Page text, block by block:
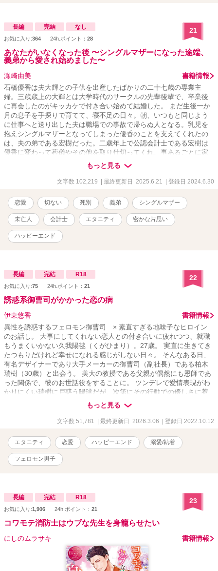
長編 完結 なし
お気に入り:364 24h.ポイント： 28
21
あなたがいなくなった後 〜シングルマザーになった途端、
義弟から愛され始めました〜
瀬崎由美
書籍情報
石橋優香は夫大輝との子供を出産したばかりの二十七歳の専業主
婦。三歳歳上の大輝とは大学時代のサークルの先輩後輩で、卒業後
に再会したのがキッカケで付き合い始めて結婚した。 まだ生後一か
月の息子を手探りで育てて、寝不足の日々。朝、いつもと同じよう
に仕事へと送り出した夫は職場での事故で帰らぬ人となる。乳児を
抱えシングルマザーとなってしまった優香のことを支えてくれたの
は、夫の弟である宏樹だった。二歳年上で公認会計士である宏樹は
優香に変わって葬儀やその他を取り仕切ってくれ、事あるごとに家
の様子を見にきて、二人のことを気に掛けてくれていた。 息子の為
にと自立を考えた優香は、働きに出ることを考える。それを知った
宏樹は自分の経営する会計事務所に勤めることを勧めてくれる。陽
き始めてしばらく、宏樹の不在時に彼の元カノだと名乗る女性が訪
れて来、宏樹へと復縁を迫ってくる。宏樹から断られて逆切れした
元カノによって、彼が優香のことをずっと想い続けていたことを暴
露されてしまう。 あっさりと認めた宏樹は、「今は兄貴の代役でも
いい」そういって、優香の傍にいたいと願った。 夫とは真逆のタイ
プの宏樹だったが、優しく支えてくれるところは同じで…… 夫のこ
もっと見る
文字数 102,219 | 最終更新日 2025.6.21 | 登録日 2024.6.30
恋愛 切ない 死別 義弟 シングルマザー
未亡人 会計士 エタニティ 密かな片思い
ハッピーエンド
長編 完結 R18
お気に入り:75 24h.ポイント： 21
22
誘惑系御曹司がかかった恋の病
伊東悠香
書籍情報
異性を誘惑するフェロモン御曹司 × 素直すぎる地味子なヒロイン
のお話し。 大事にしてくれない恋人との付き合いに疲れつつ、就職
もうまくいかない久我陽毬（くがひまり）。27歳。 実直に生きてき
たつもりだけれど幸せになれる感じがしない日々。 そんなある日、
有名デザイナーであり大手メーカーの御曹司（副社長）である柏木
瑞樹（30歳）と出会う。 美大の教授である父親が偶然にも恩師であ
った関係で、彼のお世話役をすることに。 ツンデレで愛情表現がわ
かりにくい瑞樹に戸惑う陽毬だが、次第にその行動での優しさに惹
かれていく。 陽毬サイドと水樹サイドを交互に読むことで、ジレジ
レ展開をお楽しみいただけるようにする予定です。 ※お詫び タイト
ル「ツンデレ・ドS」となっていた瑞樹ですが、書いていく中でイメ
ャラブレ申し訳ございません＞＜ ※注 こちら「執着系御曹司はかり
そめの婚約者に激愛を注ぎ込む」に登場する柏木春馬の弟、柏木瑞
樹のお話し。 番外編として書籍には掲載されておりますが、こちら
はそのパラレルワールドなお話になります。
もっと見る
文字数 51,781 | 最終更新日 2026.3.06 | 登録日 2022.10.12
エタニティ 恋愛 ハッピーエンド 溺愛/執着
フェロモン男子
長編 完結 R18
お気に入り:1,906 24h.ポイント： 21
23
コワモテ消防士はウブな先生を身籠らせたい
にしのムラサキ 書籍情報